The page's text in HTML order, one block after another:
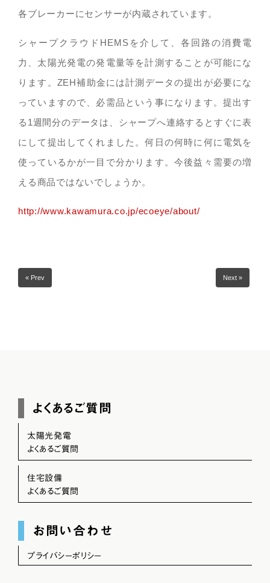
各ブレーカーにセンサーが内蔵されています。
シャープクラウドHEMSを介して、各回路の消費電
力、太陽光発電の発電量等を計測することが可能にな
ります。ZEH補助金には計測データの提出が必要にな
っていますので、必需品という事になります。提出す
る1週間分のデータは、シャープへ連絡するとすぐに表
にして提出してくれました。何日の何時に何に電気を
使っているかが一目で分かります。今後益々需要の増
える商品ではないでしょうか。
http://www.kawamura.co.jp/ecoeye/about/
« Prev Next »
よくあるご質問
太陽光発電
よくあるご質問
住宅設備
よくあるご質問
お問い合わせ
プライバシーポリシー